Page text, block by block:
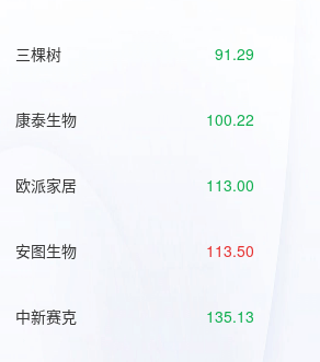
三棵树 91.29
康泰生物 100.22
欧派家居 113.00
安图生物 113.50
中新赛克 135.13